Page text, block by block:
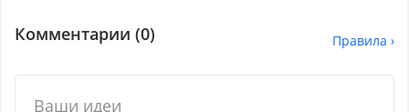
Комментарии (0) Правила ›